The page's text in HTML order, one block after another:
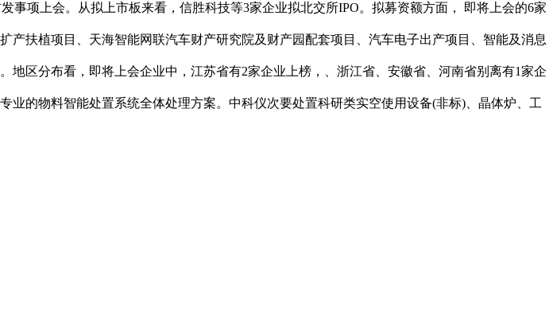
项上会。从拟上市板来看，信胜科技等3家企业拟北交所IPO。拟募资额方面， 即将上会的6家
扶植项目、天海智能网联汽车财产研究院及财产园配套项目、汽车电子出产项目、智能及消息
区分布看，即将上会企业中，江苏省有2家企业上榜，、浙江省、安徽省、河南省别离有1家企
的物料智能处置系统全体处理方案。中科仪次要处置科研类实空使用设备(非标)、晶体炉、工